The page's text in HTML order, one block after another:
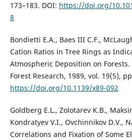
173–183. DOI: https://doi.org/
8
Bondietti E.A., Baes III C.F.,
Cation Ratios in Tree Rings as
Atmospheric Deposition on
Forest Research, 1989, vol. 19(5),
https://doi.org/10.1139/x89-092
Goldberg E.L., Zolotarev K.B.,
Kondratyev V.I., Ovchinnikov D.V.,
Correlations and Fixation of Some